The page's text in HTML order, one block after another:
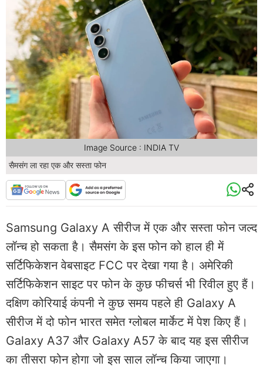
सैमसंग ला रहा एक और सस्ता फोन
Image Source : INDIA TV
Samsung Galaxy A सीरीज में एक और सस्ता फोन जल्द
लॉन्च हो सकता है। सैमसंग के इस फोन को हाल ही में
सर्टिफिकेशन वेबसाइट FCC पर देखा गया है। अमेरिकी
सर्टिफिकेशन साइट पर फोन के कुछ फीचर्स भी रिवील हुए हैं।
दक्षिण कोरियाई कंपनी ने कुछ समय पहले ही Galaxy A
सीरीज में दो फोन भारत समेत ग्लोबल मार्केट में पेश किए हैं।
Galaxy A37 और Galaxy A57 के बाद यह इस सीरीज
का तीसरा फोन होगा जो इस साल लॉन्च किया जाएगा।